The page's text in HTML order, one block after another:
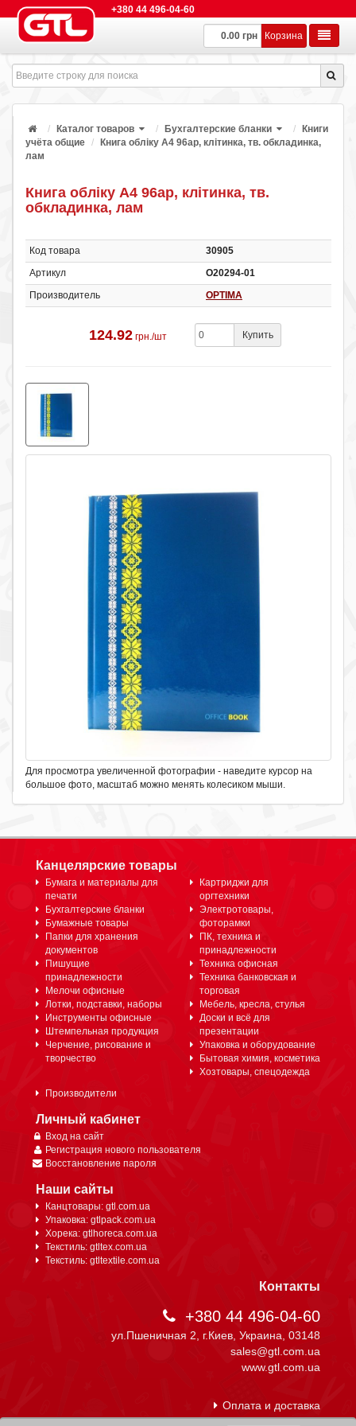
+380 44 496-04-60
0.00 грн Корзина
Каталог товаров Бухгалтерские бланки
Книги
учёта общие
Книга обліку А4 96ар, клітинка, тв. обкладинка,
лам
Книга обліку А4 96ар, клітинка, тв.
обкладинка, лам
Код товара
30905
Артикул
О20294-01
Производитель
OPTIMA
124.92 грн./шт Купить
Для просмотра увеличенной фотографии - наведите курсор на
большое фото, масштаб можно менять колесиком мыши.
Канцелярские товары
Бумага и материалы для
печати
Бухгалтерские бланки
Бумажные товары
Папки для хранения
документов
Пишущие
принадлежности
Мелочи офисные
Лотки, подставки, наборы
Инструменты офисные
Штемпельная продукция
Черчение, рисование и
творчество
Картриджи для
оргтехники
Электротовары,
фоторамки
ПК, техника и
принадлежности
Техника офисная
Техника банковская и
торговая
Мебель, кресла, стулья
Доски и всё для
презентации
Упаковка и оборудование
Бытовая химия, косметика
Хозтовары, спецодежда
Производители
Личный кабинет
Вход на сайт
Регистрация нового пользователя
Восстановление пароля
Наши сайты
Канцтовары: gtl.com.ua
Упаковка: gtlpack.com.ua
Хорека: gtlhoreca.com.ua
Текстиль: gtltex.com.ua
Текстиль: gtltextile.com.ua
Контакты
+380 44 496-04-60
ул.Пшеничная 2, г.Киев, Украина, 03148
sales@gtl.com.ua
www.gtl.com.ua
Оплата и доставка